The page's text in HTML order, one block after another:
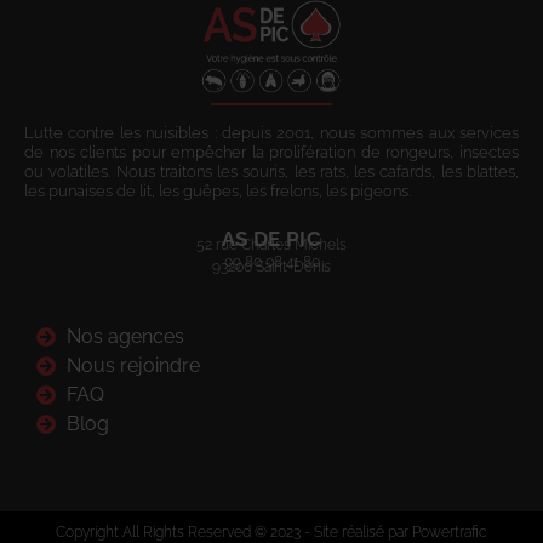
Lutte contre les nuisibles : depuis 2001, nous sommes aux services
de nos clients pour empêcher la prolifération de rongeurs, insectes
ou volatiles. Nous traitons les souris, les rats, les cafards, les blattes,
les punaises de lit, les guêpes, les frelons, les pigeons.
AS DE PIC
52 rue Charles Michels
93200 Saint-Denis
09 80 08 41 80
Nos agences
Nous rejoindre
FAQ
Blog
Copyright All Rights Reserved © 2023 - Site réalisé par Powertrafic